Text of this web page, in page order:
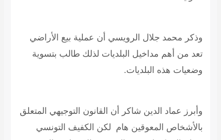
وذكر محمد جلال الرويسي أن عملية بيع الأراضي
تعد من أهم مداخيل البلديات لذلك طالب بتسوية
وضعيات هذه البلديات.
وأبرز عماد الدين شاكر أن القانون التوجيهي المتعلق
بالأشخاص المعوقين هام لكن الكفيف التونسي